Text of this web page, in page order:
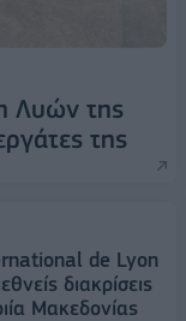
Λυών της
της
de Lyon
διακρίσεις
Μακεδονίας